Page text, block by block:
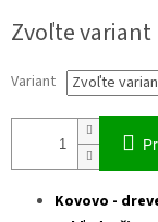
cena:
Zvoľte variant
Variant
Kovovo -